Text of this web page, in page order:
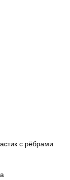
с рёбрами